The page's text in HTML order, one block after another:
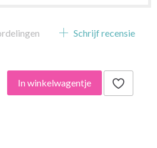
Schrijf recensie
In winkelwagentje